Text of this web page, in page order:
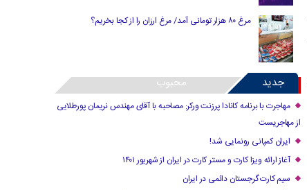
مرغ ۸۰ هزار تومانی آمد/ مرغ ارزان را از کجا بخریم؟
جدید محبوب
مهاجرت با برنامه کانادا پرزنت ورکر: مصاحبه با آقای مهندس نریمان پورطلایی
از مهاجریست
ایران کمپانی رونمایی شد!
آغاز ارائه ویزا کارت و مستر کارت در ایران از شهریور ۱۴۰۱
سیم کارت گرجستان دائمی در ایران